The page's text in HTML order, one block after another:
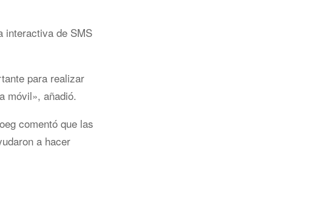
interactiva de SMS
para realizar
móvil», añadió.
comentó que las
a hacer